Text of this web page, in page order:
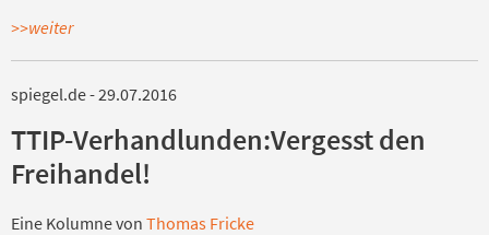
>>weiter
spiegel.de - 29.07.2016
TTIP-Verhandlunden:Vergesst den
Freihandel!
Eine Kolumne von Thomas Fricke